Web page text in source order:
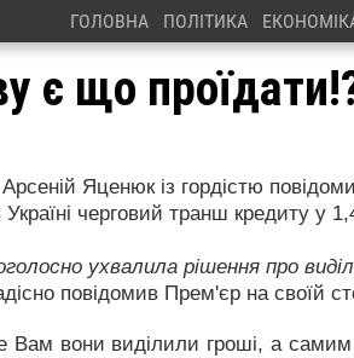
ГОЛОВНА ПОЛІТИКА
є що
Арсеній Яценюк із гордістю
черговий транш кредиту у
ухвалила рішення про
повідомив Прем'єр на своїй
Вам вони виділили гроші, а